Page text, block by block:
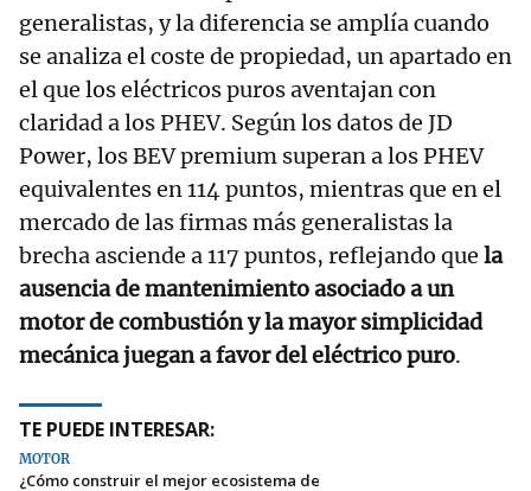
generalistas, y la diferencia se amplía cuando
se analiza el coste de propiedad, un apartado en
el que los eléctricos puros aventajan con
claridad a los PHEV. Según los datos de JD
Power, los BEV premium superan a los PHEV
equivalentes en 114 puntos, mientras que en el
mercado de las firmas más generalistas la
brecha asciende a 117 puntos, reflejando que la
ausencia de mantenimiento asociado a un
motor de combustión y la mayor simplicidad
mecánica juegan a favor del eléctrico puro.
TE PUEDE INTERESAR:
MOTOR
¿Cómo construir el mejor ecosistema de